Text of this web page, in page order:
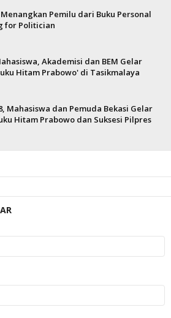
Pemilu dari Buku Personal
for Politician
Akademisi dan BEM Gelar
Hitam Prabowo' di Tasikmalaya
Mahasiswa dan Pemuda Bekasi Gelar
Hitam Prabowo dan Suksesi Pilpres